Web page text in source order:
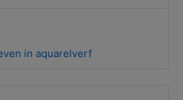
in aquarelverf